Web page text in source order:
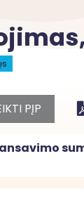
PĮP